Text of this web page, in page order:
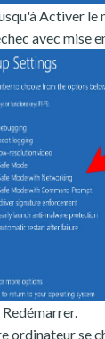
Activer le
avec mise
ordinateur se